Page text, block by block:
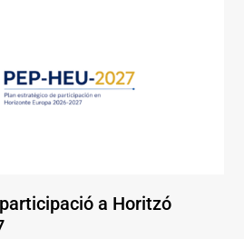
a Horitzó